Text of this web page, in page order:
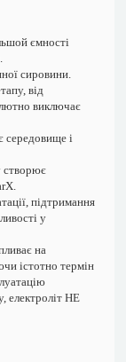
ємності
сировини.
від
виключає
середовище і
створює
підтримання
у
на
істотно термін
електроліт НЕ